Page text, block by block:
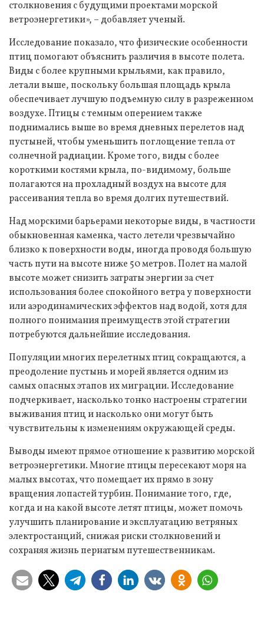
столкновения с будущими проектами морской
ветроэнергетики», – добавляет ученый.
Исследование показало, что физические особенности
птиц помогают объяснить различия в высоте полета.
Виды с более крупными крыльями, как правило,
летали выше, поскольку большая площадь крыла
обеспечивает лучшую подъемную силу в разреженном
воздухе. Птицы с темным оперением также
поднимались выше во время дневных перелетов над
пустыней, чтобы уменьшить поглощение тепла от
солнечной радиации. Кроме того, виды с более
короткими костями крыла, по-видимому, больше
полагаются на прохладный воздух на высоте для
рассеивания тепла во время долгих путешествий.
Над морскими барьерами некоторые виды, в частности
обыкновенная каменка, часто летели чрезвычайно
близко к поверхности воды, иногда проводя большую
часть пути на высоте ниже 50 метров. Полет на малой
высоте может снизить затраты энергии за счет
использования более спокойного ветра у поверхности
или аэродинамических эффектов над водой, хотя для
полного понимания преимуществ этой стратегии
потребуются дальнейшие исследования.
Популяции многих перелетных птиц сокращаются, а
преодоление пустынь и морей является одним из
самых опасных этапов их миграции. Исследование
подчеркивает, насколько тонко настроены стратегии
выживания птиц и насколько они могут быть
чувствительны к изменениям окружающей среды.
Выводы имеют прямое отношение к развитию морской
ветроэнергетики. Многие птицы пересекают моря на
малых высотах, что помещает их прямо в зону
вращения лопастей турбин. Понимание того, где,
когда и на какой высоте летят птицы, может помочь
улучшить планирование и эксплуатацию ветряных
электростанций, снижая риски столкновений и
сохраняя жизнь пернатым путешественникам.